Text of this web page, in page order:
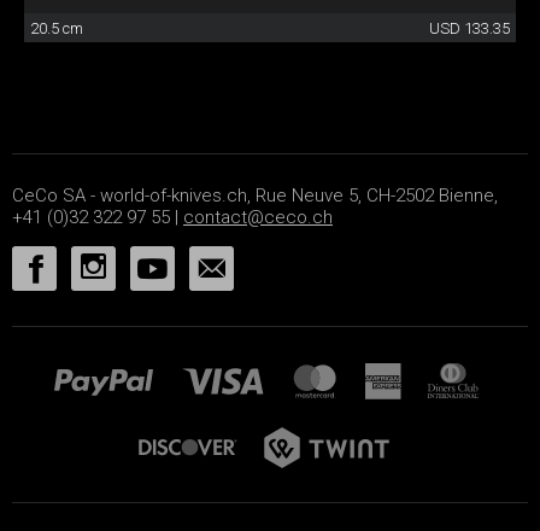
20.5 cm USD 133.35
CeCo SA - world-of-knives.ch, Rue Neuve 5, CH-2502 Bienne,
+41 (0)32 322 97 55 | contact@ceco.ch